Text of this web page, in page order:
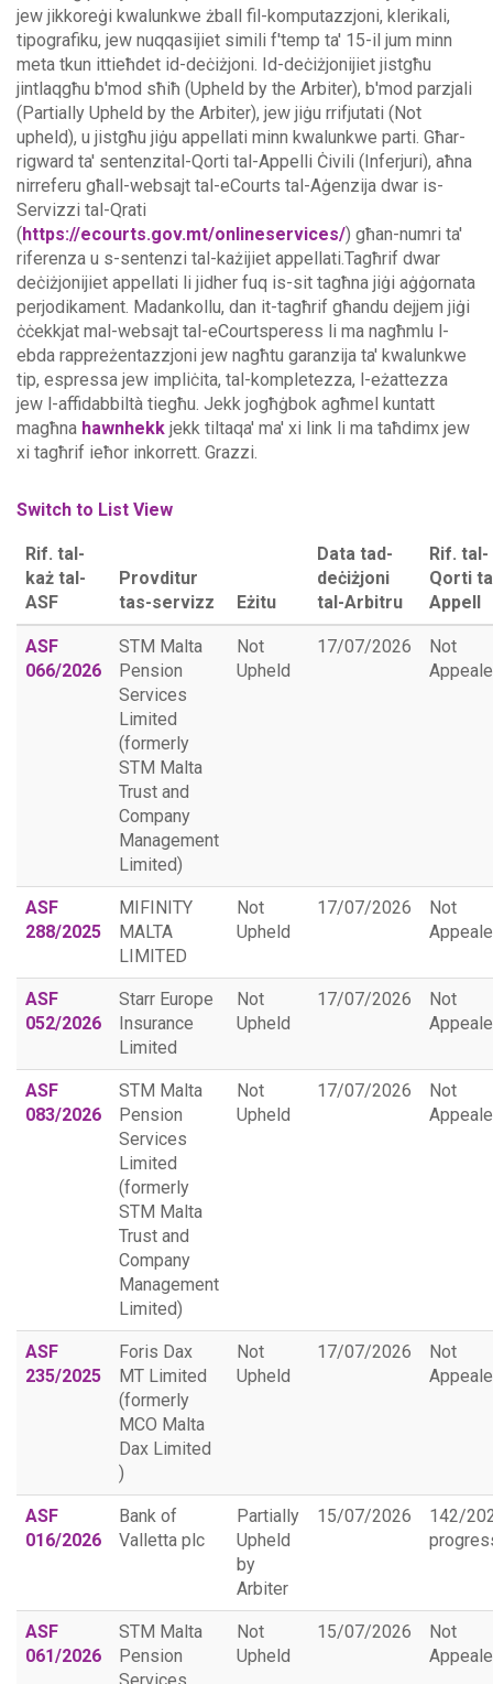
jew jikkoreġi kwalunkwe żball fil-komputazzjoni, klerikali,
tipografiku, jew nuqqasijiet simili f'temp ta' 15-il jum minn
meta tkun ittieħdet id-deċiżjoni. Id-deċiżjonijiet jistgħu
jintlaqgħu b'mod sħiħ (Upheld by the Arbiter), b'mod parzjali
(Partially Upheld by the Arbiter), jew jiġu rrifjutati (Not
upheld), u jistgħu jiġu appellati minn kwalunkwe parti. Għar-
rigward ta' sentenzital-Qorti tal-Appelli Ċivili (Inferjuri), aħna
nirreferu għall-websajt tal-eCourts tal-Aġenzija dwar is-
Servizzi tal-Qrati
(https://ecourts.gov.mt/onlineservices/) għan-numri ta'
riferenza u s-sentenzi tal-każijiet appellati.Tagħrif dwar
deċiżjonijiet appellati li jidher fuq is-sit tagħna jiġi aġġornata
perjodikament. Madankollu, dan it-tagħrif għandu dejjem jiġi
ċċekkjat mal-websajt tal-eCourtsperess li ma nagħmlu l-
ebda rappreżentazzjoni jew nagħtu garanzija ta' kwalunkwe
tip, espressa jew impliċita, tal-kompletezza, l-eżattezza
jew l-affidabbiltà tiegħu. Jekk jogħġbok agħmel kuntatt
magħna hawnhekk jekk tiltaqa' ma' xi link li ma taħdimx jew
xi tagħrif ieħor inkorrett. Grazzi.
Switch to List View
Rif. tal-
każ tal-
ASF
Provditur
tas-servizz
Eżitu
Data tad-
deċiżjoni
tal-Arbitru
Rif. tal-
Qorti
Appell
ASF
066/2026
STM Malta
Pension
Services
Limited
(formerly
STM Malta
Trust and
Company
Management
Limited)
Not
Upheld
17/07/2026
Not
ASF
288/2025
MIFINITY
MALTA
LIMITED
Not
Upheld
17/07/2026
Not
ASF
052/2026
Starr Europe
Insurance
Limited
Not
Upheld
17/07/2026
Not
ASF
083/2026
STM Malta
Pension
Services
Limited
(formerly
STM Malta
Trust and
Company
Management
Limited)
Not
Upheld
17/07/2026
Not
ASF
235/2025
Foris Dax
MT Limited
(formerly
MCO Malta
Dax Limited
)
Not
Upheld
17/07/2026
Not
ASF
016/2026
Bank of
Valletta plc
Partially
Upheld
by
Arbiter
15/07/2026
142/
ASF
061/2026
STM Malta
Pension
Not
Upheld
15/07/2026
Not